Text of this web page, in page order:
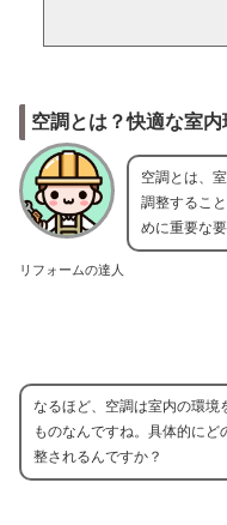
空調とは？快適な室
リフォームの達人
空調とは、
調整するこ
めに重要な要
なるほど、空調は室内の環境
ものなんですね。具体的にど
整されるんですか？